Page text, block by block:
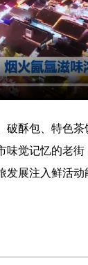
破酥包、特色
味觉记忆的老
展注入鲜活动